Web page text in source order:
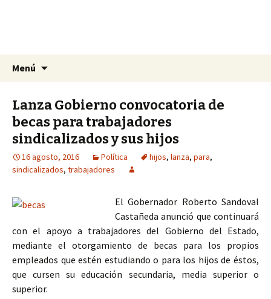
La Yunta de Tepic
La nueva opción en información
Menú
Lanza Gobierno convocatoria de
becas para trabajadores
sindicalizados y sus hijos
16 agosto, 2016 Política hijos, lanza, para,
sindicalizados, trabajadores
El Gobernador Roberto Sandoval
Castañeda anunció que continuará
con el apoyo a trabajadores del Gobierno del Estado,
mediante el otorgamiento de becas para los propios
empleados que estén estudiando o para los hijos de éstos,
que cursen su educación secundaria, media superior o
superior.